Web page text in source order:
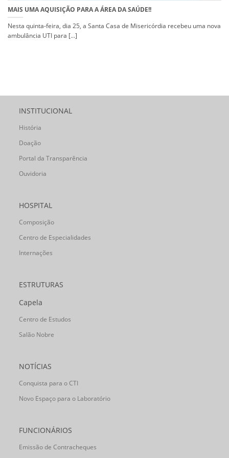
MAIS UMA AQUISIÇÃO PARA A ÁREA DA SAÚDE!!
Nesta quinta-feira, dia 25, a Santa Casa de Misericórdia recebeu uma nova
ambulância UTI para [...]
INSTITUCIONAL
História
Doação
Portal da Transparência
Ouvidoria
HOSPITAL
Composição
Centro de Especialidades
Internações
ESTRUTURAS
Capela
Centro de Estudos
Salão Nobre
NOTÍCIAS
Conquista para o CTI
Novo Espaço para o Laboratório
FUNCIONÁRIOS
Emissão de Contracheques